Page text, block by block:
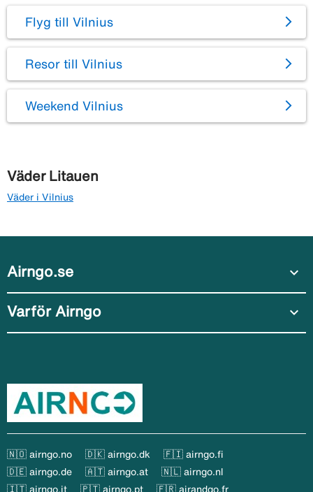
Flyg till Vilnius
Resor till Vilnius
Weekend Vilnius
Väder Litauen
Väder i Vilnius
Airngo.se expand_more
Varför Airngo expand_more
🇳🇴 airngo.no 🇩🇰 airngo.dk
🇫🇮 airngo.fi
🇩🇪 airngo.de
🇦🇹 airngo.at
🇳🇱 airngo.nl
🇮🇹 airngo.it
🇵🇹 airngo.pt 🇫🇷 airandgo.fr